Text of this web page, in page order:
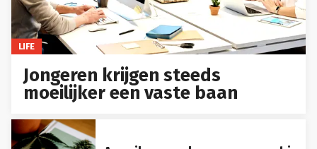
LIFE
Jongeren krijgen steeds
moeilijker een vaste baan